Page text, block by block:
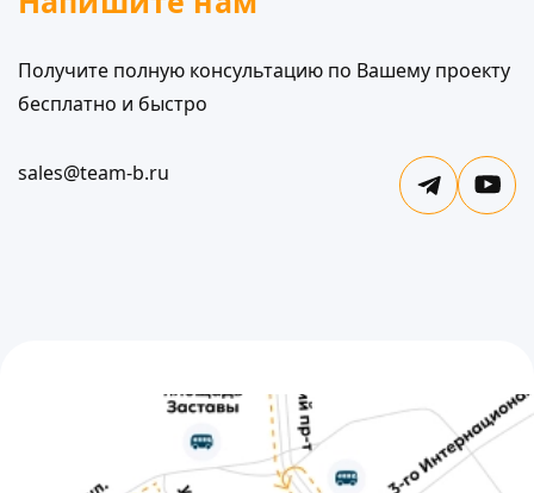
Получите полную консультацию по Вашему проекту
бесплатно и быстро
sales@team-b.ru